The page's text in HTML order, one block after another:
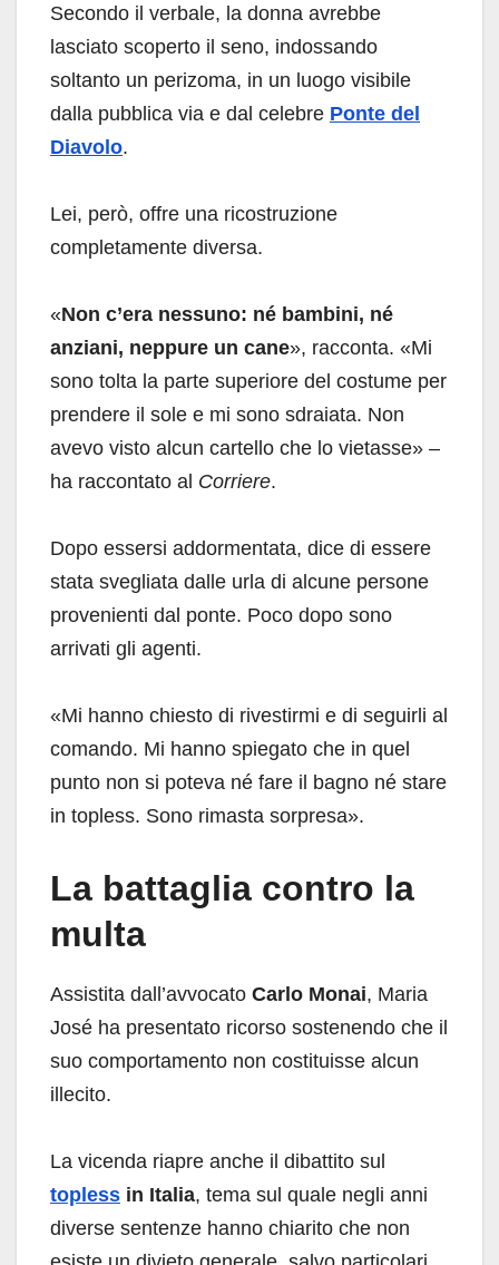
Secondo il verbale, la donna avrebbe
lasciato scoperto il seno, indossando
soltanto un perizoma, in un luogo visibile
dalla pubblica via e dal celebre Ponte del
Diavolo.
Lei, però, offre una ricostruzione
completamente diversa.
«Non c’era nessuno: né bambini, né
anziani, neppure un cane», racconta. «Mi
sono tolta la parte superiore del costume per
prendere il sole e mi sono sdraiata. Non
avevo visto alcun cartello che lo vietasse» –
ha raccontato al Corriere.
Dopo essersi addormentata, dice di essere
stata svegliata dalle urla di alcune persone
provenienti dal ponte. Poco dopo sono
arrivati gli agenti.
«Mi hanno chiesto di rivestirmi e di seguirli al
comando. Mi hanno spiegato che in quel
punto non si poteva né fare il bagno né stare
in topless. Sono rimasta sorpresa».
La battaglia contro la
multa
Assistita dall’avvocato Carlo Monai, Maria
José ha presentato ricorso sostenendo che il
suo comportamento non costituisse alcun
illecito.
La vicenda riapre anche il dibattito sul
topless in Italia, tema sul quale negli anni
diverse sentenze hanno chiarito che non